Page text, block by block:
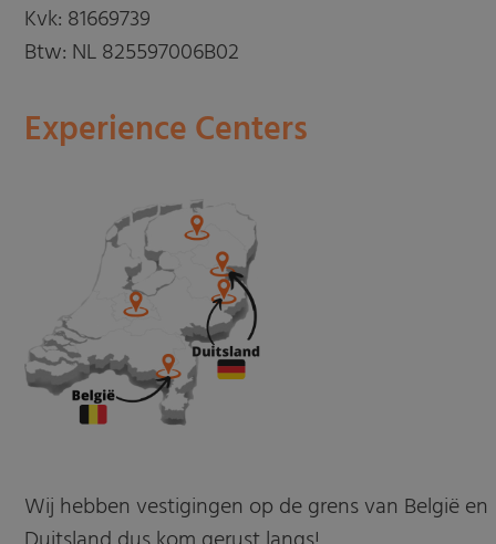
Kvk: 81669739
Btw: NL 825597006B02
Experience Centers
Wij hebben vestigingen op de grens van België en